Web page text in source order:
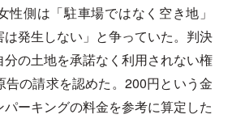
性側は「駐車場ではなく空き地」
は発生しない」と争っていた。判決
の土地を承諾なく利用されない権
告の請求を認めた。200円という金
ーキングの料金を参考に算定した